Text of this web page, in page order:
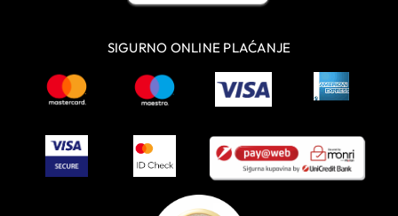
SIGURNO ONLINE PLAĆANJE